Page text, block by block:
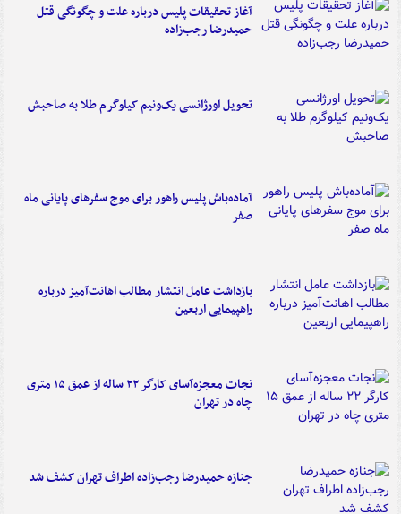
آغاز تحقیقات پلیس درباره علت و چگونگی قتل
حمیدرضا رجب‌زاده
تحویل اورژانسی یک‌ونیم کیلوگرم طلا به صاحبش
آماده‌باش پلیس راهور برای موج سفرهای پایانی ماه
صفر
بازداشت عامل انتشار مطالب اهانت‌آمیز درباره
راهپیمایی اربعین
نجات معجزه‌آسای کارگر ۲۲ ساله از عمق ۱۵ متری
چاه در تهران
جنازه حمیدرضا رجب‌زاده اطراف تهران کشف شد